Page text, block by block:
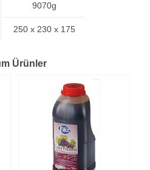
9070g
250 x 230 x 175
Ürünler